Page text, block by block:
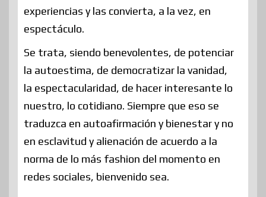
experiencias y las convierta, a la vez, en
espectáculo.
Se trata, siendo benevolentes, de potenciar
la autoestima, de democratizar la vanidad,
la espectacularidad, de hacer interesante lo
nuestro, lo cotidiano. Siempre que eso se
traduzca en autoafirmación y bienestar y no
en esclavitud y alienación de acuerdo a la
norma de lo más fashion del momento en
redes sociales, bienvenido sea.